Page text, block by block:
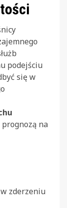
podejściu
się w
prognozą na
zderzeniu